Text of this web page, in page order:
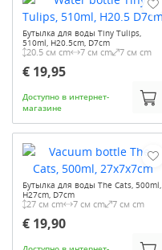
Бутылка для воды Tiny Tulips,
510ml, H20.5cm, D7cm
20.5 см cm 7 см cm 7 см cm
€ 19,95
Доступно в интернет-
магазине
Бутылка для воды The Cats, 500ml,
H27cm, D7cm
27 см cm 7 см cm 7 см cm
€ 19,90